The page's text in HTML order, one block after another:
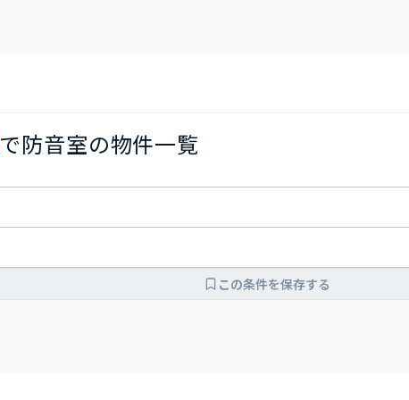
で防音室の物件一覧
この条件を保存する